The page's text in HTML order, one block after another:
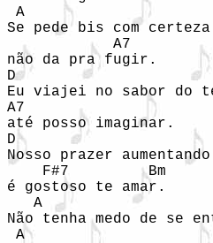
A
Se pede bis com
            A7
não da pra fugir.
D
Eu viajei no sabor do
A7
até posso imaginar.
D
Nosso prazer
    F#7         Bm
é gostoso te amar.
A
Não tenha medo de se
A